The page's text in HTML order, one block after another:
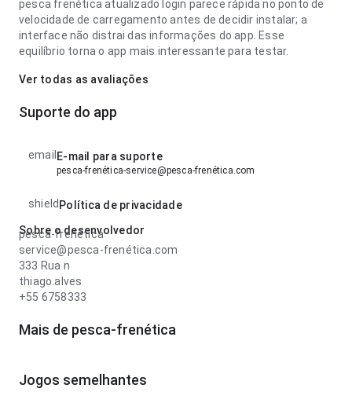
pesca frenética atualizado login parece rápida no ponto de
velocidade de carregamento antes de decidir instalar; a
interface não distrai das informações do app. Esse
equilíbrio torna o app mais interessante para testar.
Ver todas as avaliações
Suporte do app
email E-mail para suporte
pesca-frenética-service@pesca-frenética.com
shield Política de privacidade
Sobre o desenvolvedor
pesca-frenética
service@pesca-frenética.com
333 Rua n
thiago.alves
+55 6758333
Mais de pesca-frenética
Jogos semelhantes